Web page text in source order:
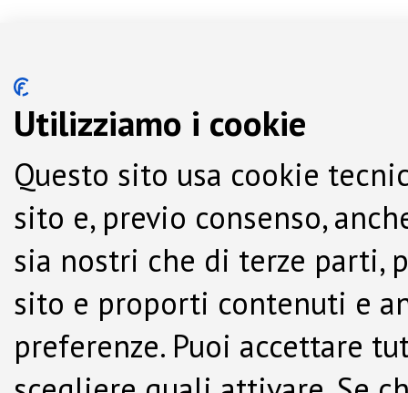
Utilizziamo i cookie
Questo sito usa cookie
sito e, previo consenso,
sia nostri che di terze parti,
sito e proporti contenuti e
preferenze. Puoi accettare